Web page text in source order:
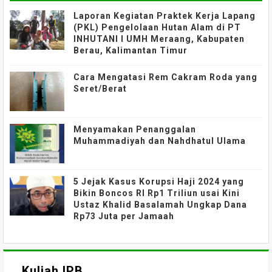
Laporan Kegiatan Praktek Kerja Lapang
(PKL) Pengelolaan Hutan Alam di PT
INHUTANI I UMH Meraang, Kabupaten
Berau, Kalimantan Timur
Cara Mengatasi Rem Cakram Roda yang
Seret/Berat
Menyamakan Penanggalan
Muhammadiyah dan Nahdhatul Ulama
5 Jejak Kasus Korupsi Haji 2024 yang
Bikin Boncos RI Rp1 Triliun usai Kini
Ustaz Khalid Basalamah Ungkap Dana
Rp73 Juta per Jamaah